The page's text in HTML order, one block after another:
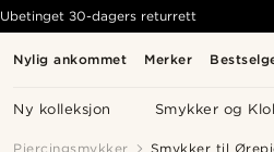
Nylig ankommet Merker
Ny kolleksjon Smykker og
Ubetinget 30-dagers returrett
Piercingsmykker Smykker til